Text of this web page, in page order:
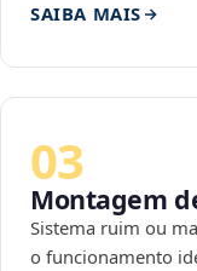
SAIBA MAIS
03
Montagem
Sistema ruim ou
o funcionamento